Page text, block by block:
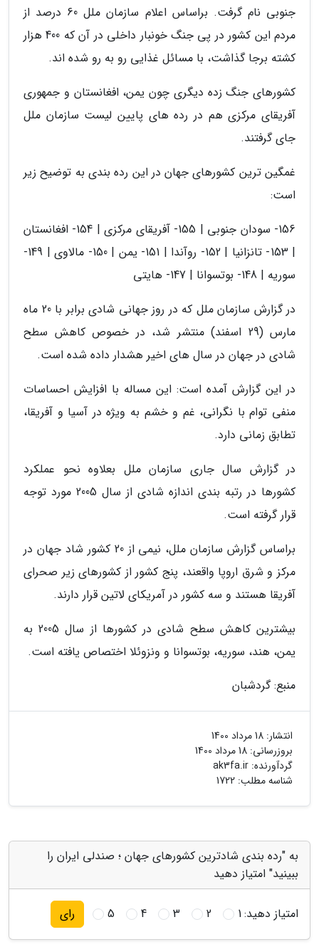
جنوبی نام گرفت. براساس اعلام سازمان ملل 60 درصد از
مردم این کشور در پی جنگ خونبار داخلی در آن که 400 هزار
کشته برجا گذاشت، با مسائل غذایی رو به رو شده اند.
کشورهای جنگ زده دیگری چون یمن، افغانستان و جمهوری
آفریقای مرکزی هم در رده های پایین لیست سازمان ملل
جای گرفتند.
غمگین ترین کشورهای جهان در این رده بندی به توضیح زیر
است:
156- سودان جنوبی | 155- آفریقای مرکزی | 154- افغانستان
| 153- تانزانیا | 152- روآندا | 151- یمن | 150- مالاوی | 149-
سوریه | 148- بوتسوانا | 147- هایتی
در گزارش سازمان ملل که در روز جهانی شادی برابر با 20 ماه
مارس (29 اسفند) منتشر شد، در خصوص کاهش سطح
شادی در جهان در سال های اخیر هشدار داده شده است.
در این گزارش آمده است: این مساله با افزایش احساسات
منفی توام با نگرانی، غم و خشم به ویژه در آسیا و آفریقا،
تطابق زمانی دارد.
در گزارش سال جاری سازمان ملل بعلاوه نحو عملکرد
کشورها در رتبه بندی اندازه شادی از سال 2005 مورد توجه
قرار گرفته است.
براساس گزارش سازمان ملل، نیمی از 20 کشور شاد جهان در
مرکز و شرق اروپا واقعند، پنج کشور از کشورهای زیر صحرای
آفریقا هستند و سه کشور در آمریکای لاتین قرار دارند.
بیشترین کاهش سطح شادی در کشورها از سال 2005 به
یمن، هند، سوریه، بوتسوانا و ونزوئلا اختصاص یافته است.
منبع: گردشبان
انتشار: 18 مرداد 1400
بروزرسانی: 18 مرداد 1400
گردآورنده: ak3fa.ir
شناسه مطلب: 1722
به "رده بندی شادترین کشورهای جهان ؛ صندلی ایران را
ببینید" امتیاز دهید
امتیاز دهید:1
2
3
4
5 رای